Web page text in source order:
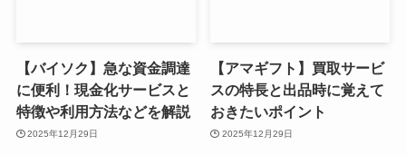
【バイソク】急な資金調達
に便利！現金化サービスと
特徴や利用方法などを解説
2025年12月29日
【アマギフト】買取サービ
スの特長と出品時に覚えて
おきたいポイント
2025年12月29日